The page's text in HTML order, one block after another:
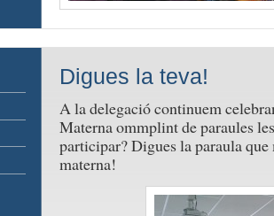
Digues la teva!
A la delegació continuem
Materna ommplint de paraules
participar? Digues la paraula que
materna!